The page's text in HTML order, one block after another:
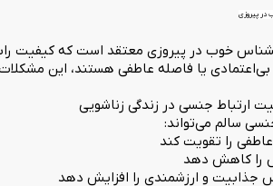
در پیروزی
خوب در پیروزی معتقد است که کیفیت
یا فاصله عاطفی هستند، این
ارتباط جنسی در زندگی زناشویی
سالم می‌تواند:
را تقویت کند
را کاهش دهد
جذابیت و ارزشمندی را افزایش دهد